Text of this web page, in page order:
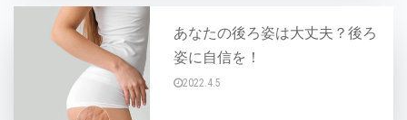
あなたの後ろ姿は大丈夫？後ろ
姿に自信を！
2022.4.5